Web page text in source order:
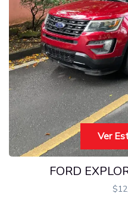
Ver
FORD
$